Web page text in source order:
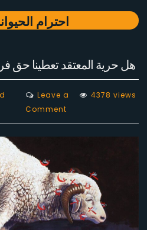
احترام
هل حرية المعتقد تعطينا حق
Leave a
Commenton
هل
حرية
حق
فرضه
على
حياة
4378 views